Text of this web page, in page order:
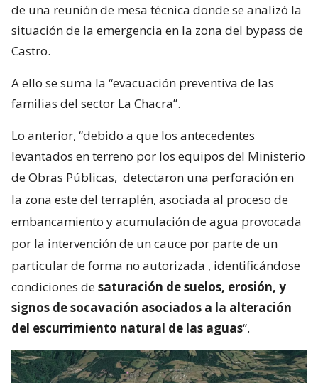
de una reunión de mesa técnica donde se analizó la
situación de la emergencia en la zona del bypass de
Castro.
A ello se suma la “evacuación preventiva de las
familias del sector La Chacra”.
Lo anterior, “debido a que los antecedentes
levantados en terreno por los equipos del Ministerio
de Obras Públicas, detectaron una perforación en
la zona este del terraplén, asociada al proceso de
embancamiento y acumulación de agua provocada
por la intervención de un cauce por parte de un
particular de forma no autorizada , identificándose
condiciones desaturación de suelos, erosión, y
signos de socavación asociados a la alteración
del escurrimiento natural de las aguas“.